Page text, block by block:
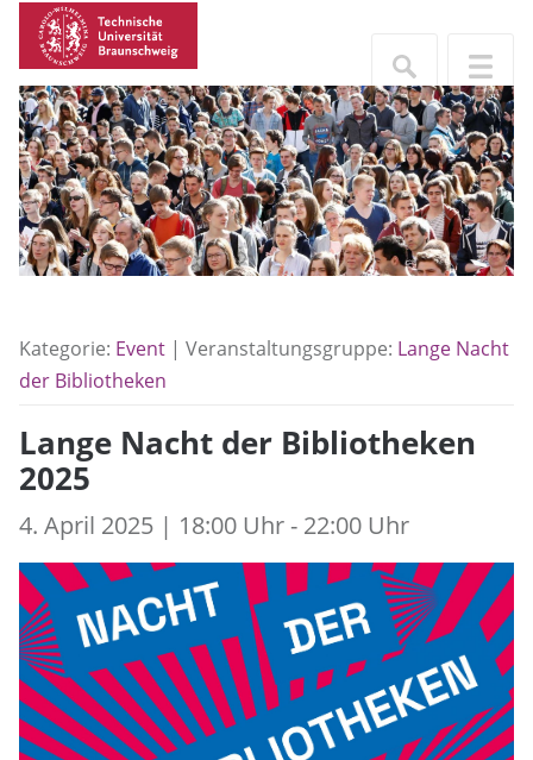
Kategorie: Event | Veranstaltungsgruppe: Lange Nacht
der Bibliotheken
Lange Nacht der Bibliotheken
2025
4. April 2025 | 18:00 Uhr - 22:00 Uhr